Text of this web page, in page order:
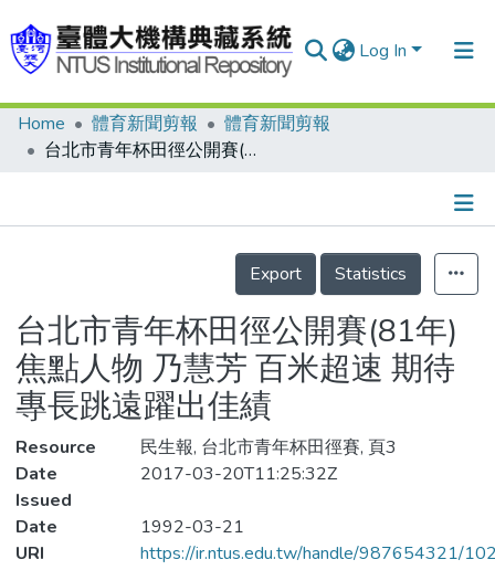
Log In
Communities & Collections
Statistics
Home 體育新聞剪報
體育新聞剪報
台北市青年杯田徑公開賽(81年)焦點人物 乃慧芳 百米超速 期待專長跳遠躍出佳績
Details
Export
Statistics
台北市青年杯田徑公開賽(81年)
焦點人物 乃慧芳 百米超速 期待
專長跳遠躍出佳績
Resource
民生報, 台北市青年杯田徑賽, 頁3
Date
Issued
2017-03-20T11:25:32Z
Date
1992-03-21
URI
https://ir.ntus.edu.tw/handle/987654321/